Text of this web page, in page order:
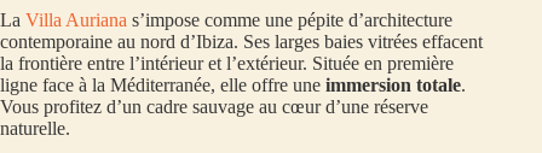
La Villa Auriana s’impose comme une pépite d’architecture
contemporaine au nord d’Ibiza. Ses larges baies vitrées effacent
la frontière entre l’intérieur et l’extérieur. Située en première
ligne face à la Méditerranée, elle offre une immersion totale.
Vous profitez d’un cadre sauvage au cœur d’une réserve
naturelle.